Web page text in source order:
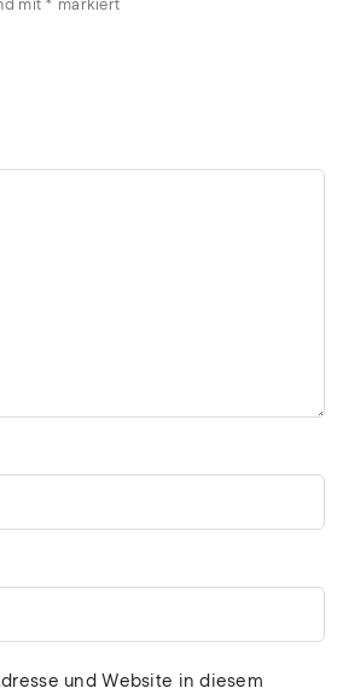
mit * markiert
und Website in diesem